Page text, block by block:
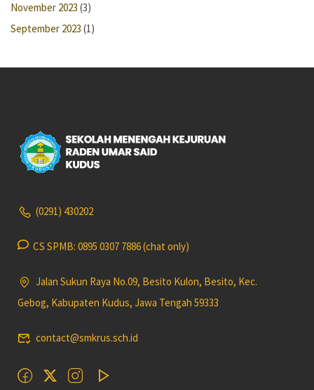
November 2023 (3)
September 2023 (1)
(0291) 430202
CS SPMB: 0895 0307 7886 (chat only)
Jalan Sukun Raya No.09, Besito Kulon, Besito, Kec.
Gebog, Kabupaten Kudus, Jawa Tengah 59333
contact@smkrus.sch.id